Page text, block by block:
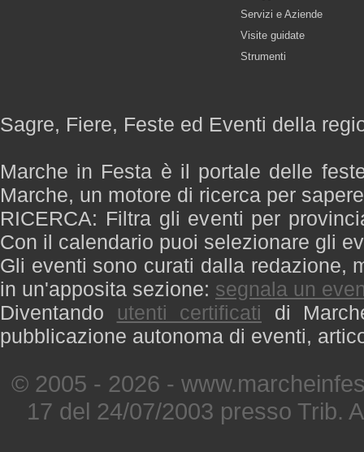
Servizi e Aziende
Visite guidate
Strumenti
Sagre, Fiere, Feste ed Eventi della
Marche in Festa è il portale delle
Marche, un motore di ricerca per
RICERCA: Filtra gli eventi per
Con il calendario puoi selezionare gli
Gli eventi sono curati dalla redazione,
in un'apposita sezione: segnala un
Diventando utenti certificati di
pubblicazione autonoma di eventi,
© 2005 - 2026 -
17 del 24/07/2003 presso Trib.